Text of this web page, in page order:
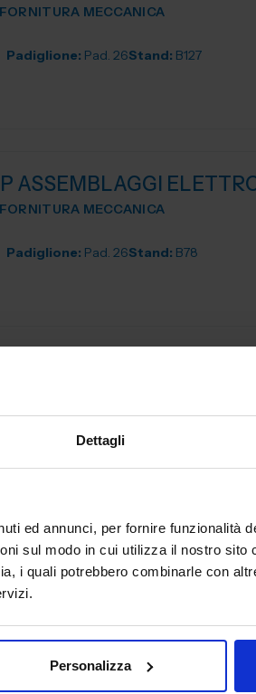
Dettagli
ed annunci, per fornire funzionalità
sul modo in cui utilizza il nostro sito
i quali potrebbero combinarle con
Personalizza
MECCANICA
Padiglione: Pad. 26Stand: B127
ASSEMBLAGGI
MECCANICA
Padiglione: Pad. 26Stand: B78
Lab è un’azienda di alto artigianato
TECHNIK SRL
UTENSILI
Padiglione:Pad. 16Stand: